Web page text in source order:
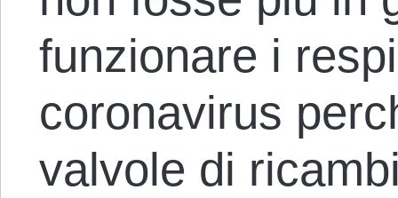
funzionare i
coronavirus
valvole di